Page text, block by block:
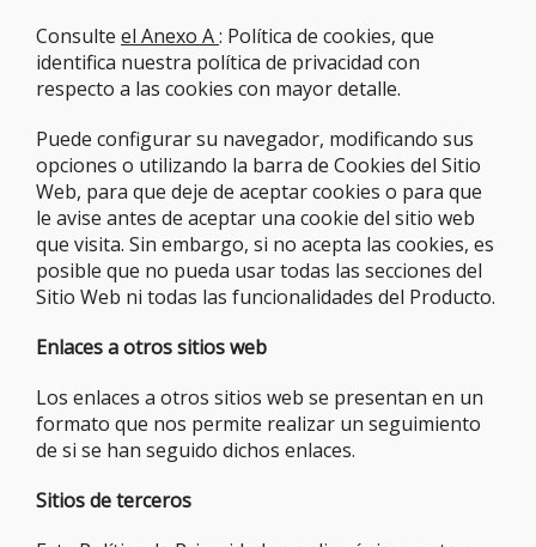
Consulte el Anexo A: Política de cookies, que
identifica nuestra política de privacidad con
respecto a las cookies con mayor detalle.
Puede configurar su navegador, modificando sus
opciones o utilizando la barra de Cookies del Sitio
Web, para que deje de aceptar cookies o para que
le avise antes de aceptar una cookie del sitio web
que visita. Sin embargo, si no acepta las cookies, es
posible que no pueda usar todas las secciones del
Sitio Web ni todas las funcionalidades del Producto.
Enlaces a otros sitios web
Los enlaces a otros sitios web se presentan en un
formato que nos permite realizar un seguimiento
de si se han seguido dichos enlaces.
Sitios de terceros